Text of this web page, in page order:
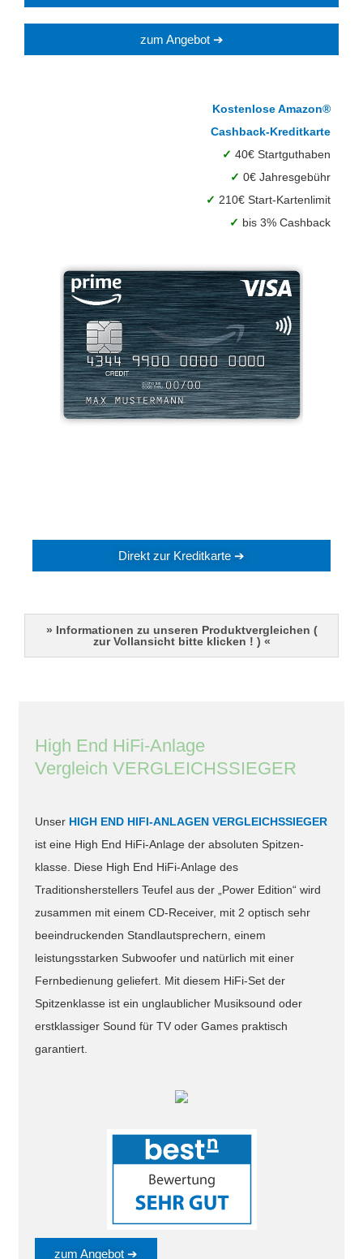
zum Angebot ➔
Kostenlose Amazon®
Cashback-Kreditkarte
✓ 40€ Startguthaben
✓ 0€ Jahresgebühr
✓ 210€ Start-Kartenlimit
✓ bis 3% Cashback
Direkt zur Kreditkarte ➔
» Informationen zu unseren Produktvergleichen (
zur Vollansicht bitte klicken ! ) «
High End HiFi-Anlage
Vergleich VERGLEICHSSIEGER
Unser HIGH END HIFI-ANLAGEN VERGLEICHSSIEGER
ist eine High End HiFi-Anlage der absoluten Spitzen-
klasse. Diese High End HiFi-Anlage des
Traditionsherstellers Teufel aus der „Power Edition“ wird
zusammen mit einem CD-Receiver, mit 2 optisch sehr
beeindruckenden Standlautsprechern, einem
leistungsstarken Subwoofer und natürlich mit einer
Fernbedienung geliefert. Mit diesem HiFi-Set der
Spitzenklasse ist ein unglaublicher Musiksound oder
erstklassiger Sound für TV oder Games praktisch
garantiert.
zum Angebot ➔